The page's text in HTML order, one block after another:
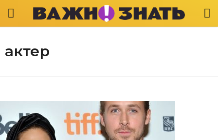
актер